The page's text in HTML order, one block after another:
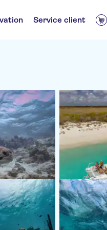
Service client